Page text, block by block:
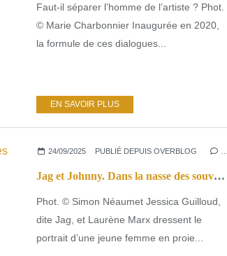
Faut-il séparer l’homme de l’artiste ? Phot.
© Marie Charbonnier Inaugurée en 2020,
la formule de ces dialogues...
EN SAVOIR PLUS
24/09/2025 PUBLIÉ DEPUIS OVERBLOG
Jag et Johnny. Dans la nasse des souvenirs familiaux.
Phot. © Simon Néaumet Jessica Guilloud,
dite Jag, et Laurène Marx dressent le
portrait d’une jeune femme en proie...